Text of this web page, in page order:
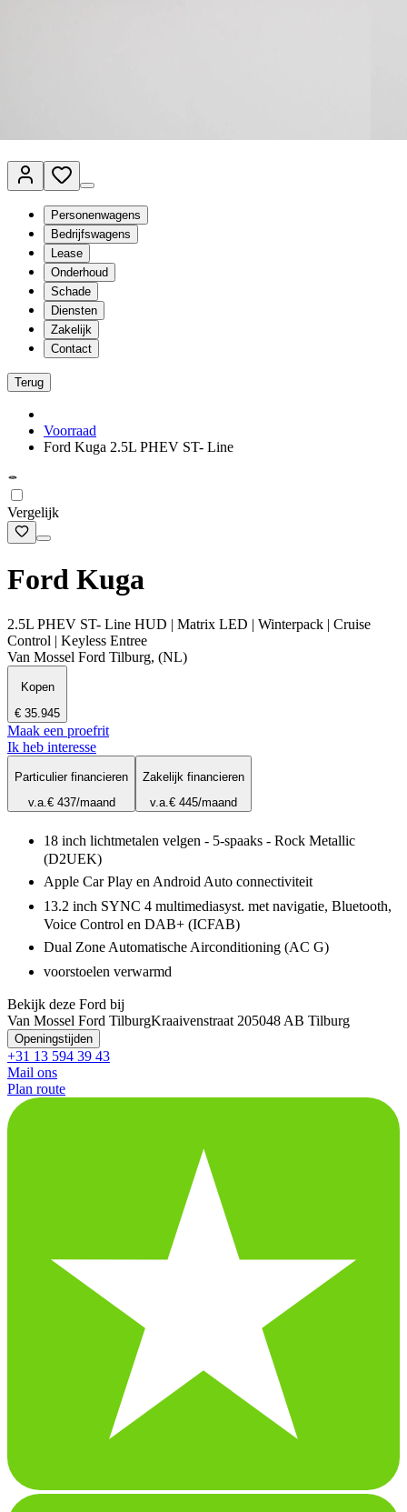
Personenwagens
Bedrijfswagens
Lease
Onderhoud
Schade
Diensten
Zakelijk
Contact
Terug
Voorraad
Ford Kuga 2.5L PHEV ST- Line
Vergelijk
Ford Kuga
2.5L PHEV ST- Line HUD | Matrix LED | Winterpack | Cruise
Control | Keyless Entree
Van Mossel Ford Tilburg, (NL)
Kopen
€ 35.945
Maak een proefrit
Ik heb interesse
Particulier financieren
v.a.€ 437/maand
Zakelijk financieren
v.a.€ 445/maand
18 inch lichtmetalen velgen - 5-spaaks - Rock Metallic
(D2UEK)
Apple Car Play en Android Auto connectiviteit
13.2 inch SYNC 4 multimediasyst. met navigatie, Bluetooth,
Voice Control en DAB+ (ICFAB)
Dual Zone Automatische Airconditioning (AC G)
voorstoelen verwarmd
Bekijk deze Ford bij
Van Mossel Ford TilburgKraaivenstraat 205048 AB Tilburg
Openingstijden
+31 13 594 39 43
Mail ons
Plan route